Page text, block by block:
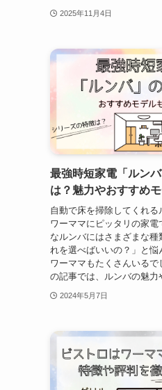
2025年11月4日
最強時短家電「ルン
は？魅力やおすすめ
自動で床を掃除してくれる
ワーママにピッタリの家電
なルンバにはさまざまな種
れを選べばいいの？」と悩
ワーママもたくさんいるで
の記事では、ルンバの魅力
2024年5月7日